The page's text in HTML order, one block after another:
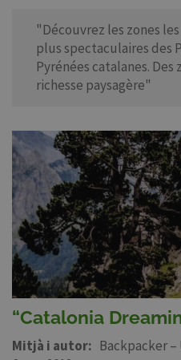
"Découvrez les zones
plus spectaculaires des
Pyrénées catalanes.
richesse paysagère"
“Catalonia
Mitjà i autor
Backpacker –